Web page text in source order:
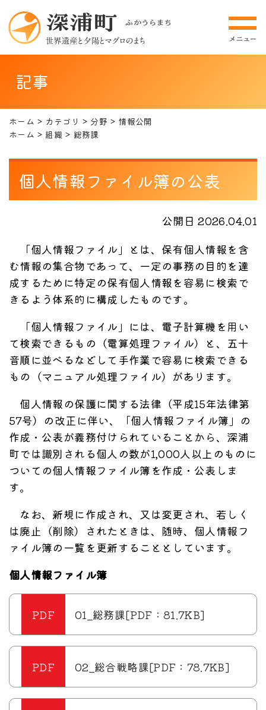
記事
ホーム カテゴリ 分野
情報公開
ホーム
組織 総務課
個人情報ファイル簿の公表
公開日 2026.04.01
「個人情報ファイル」とは、保有個人情報を含
む情報の集合物であって、一定の事務の目的を達
成するために特定の保有個人情報を容易に検索で
きるよう体系的に構成したものです。
「個人情報ファイル」には、電子計算機を用い
て検索できるもの（電算処理ファイル）と、五十
音順に並べるなどして手作業で容易に検索できる
もの（マニュアル処理ファイル）があります。
個人情報の保護に関する法律（平成15年法律第
57号）の改正に伴い、「個人情報ファイル簿」の
作成・公表が義務付けられていることから、深浦
町では識別される個人の数が1,000人以上のものに
ついての個人情報ファイル簿を作成・公表しま
す。
なお、新規に作成され、又は変更され、若しく
は廃止（削除）されたときは、随時、個人情報フ
ァイル簿の一覧を更新することとしています。
個人情報ファイル簿
01_総務課[PDF：81.7KB]
02_総合戦略課[PDF：78.7KB]